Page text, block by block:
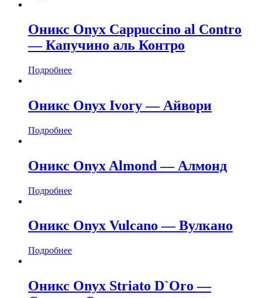
Оникс Onyx Cappuccino al Contro
— Капучино аль Контро
Подробнее
Оникс Onyx Ivory — Айвори
Подробнее
Оникс Onyx Almond — Алмонд
Подробнее
Оникс Onyx Vulcano — Вулкано
Подробнее
Оникс Onyx Striato D`Oro —